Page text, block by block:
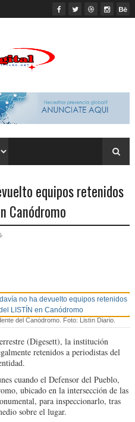
equipos retenidos
Canódromo
del Canódromo. Foto: Listín Diario.
(Digesett), la institución
retenidos a periodistas del
cuando el Defensor del Pueblo,
ubicado en la intersección de las
para inspeccionarlo, tras
sobre el lugar.